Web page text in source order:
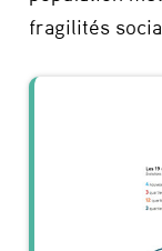
fragilités